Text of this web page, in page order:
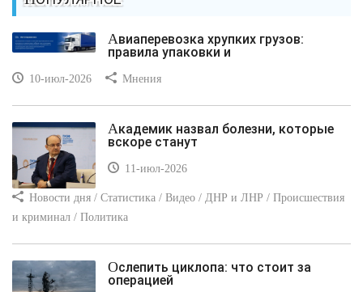
Авиаперевозка хрупких грузов:
правила упаковки и
10-июл-2026 Мнения
Академик назвал болезни, которые
вскоре станут
11-июл-2026
Новости дня / Статистика / Видео / ДНР и ЛНР / Происшествия
и криминал / Политика
Ослепить циклопа: что стоит за
операцией